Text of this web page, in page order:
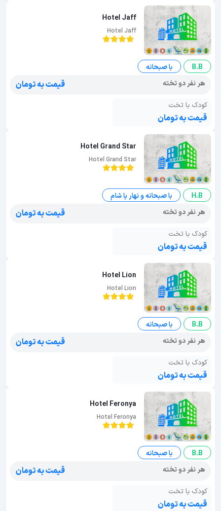
Hotel Jaff
Hotel Jaff
B.B
با صبحانه
هر نفر دو تخته
قیمت به تومان
کودک با تخت
قیمت به تومان
Hotel Grand Star
Hotel Grand Star
H.B
با صبحانه و نهار یا شام
هر نفر دو تخته
قیمت به تومان
کودک با تخت
قیمت به تومان
Hotel Lion
Hotel Lion
B.B
با صبحانه
هر نفر دو تخته
قیمت به تومان
کودک با تخت
قیمت به تومان
Hotel Feronya
Hotel Feronya
B.B
با صبحانه
هر نفر دو تخته
قیمت به تومان
کودک با تخت
قیمت به تومان